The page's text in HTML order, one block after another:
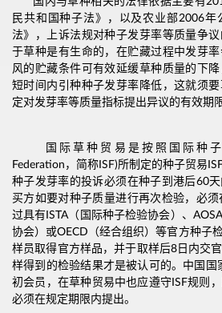
民共和国种子法》，以及农业部2006年
法》，上诉法规对种子发芽率等质量争
于草种是有生命的，在贮藏过程中发芽
风的贮藏条件可有效延缓草种质量的下
短时间内引种种子发芽率降低，这就须
定对发芽率等质量指标提出异议的有效期限
国际草种贸易是按照国际种子联
Federation，简称ISF)所制定的种子贸易
种子发芽率的投诉必须在种子到港后60
买方如要对种子质量进行再次检验，必
过具有ISTA（国际种子检验协会）、
协会） 或OECD（经合组织）等官方种子
样员取得官方样品，并于取样后8日内交
样得到的检验结果才是被认可的。中国国
初会员，在草种贸易中也应遵守ISF规则
必须在规定期限内提出。